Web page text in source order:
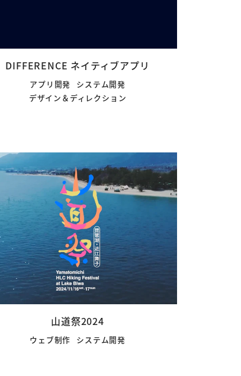
DIFFERENCE ネイティブアプリ
アプリ開発
システム開発
デザイン＆ディレクション
山道祭2024
ウェブ制作 システム開発